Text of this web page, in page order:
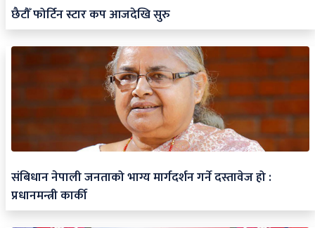
छैटौँ फोर्टिन स्टार कप आजदेखि सुरु
संबिधान नेपाली जनताको भाग्य मार्गदर्शन गर्ने दस्तावेज हो :
प्रधानमन्त्री कार्की